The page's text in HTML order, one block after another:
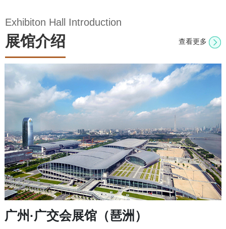
Exhibiton Hall Introduction
展馆介绍 查看更多
广州·广交会展馆（琶洲）